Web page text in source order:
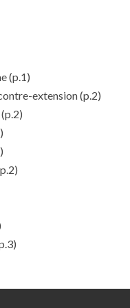
(p.1)
extension(p.2)
(p.2)